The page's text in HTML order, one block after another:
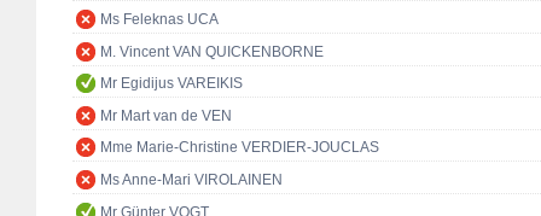
Ms Feleknas UCA
M. Vincent VAN QUICKENBORNE
Mr Egidijus VAREIKIS
Mr Mart van de VEN
Mme Marie-Christine VERDIER-JOUCLAS
Ms Anne-Mari VIROLAINEN
Mr Günter VOGT